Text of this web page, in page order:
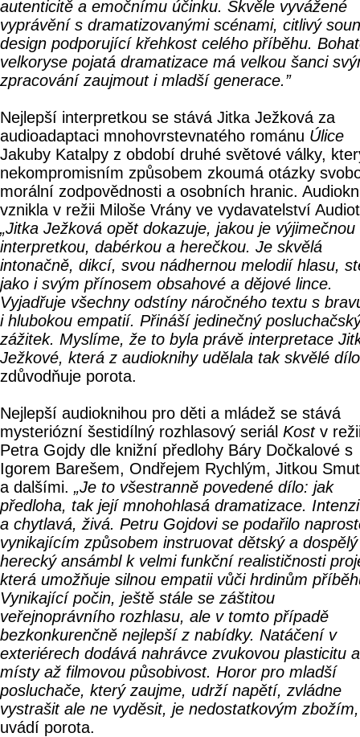
autenticitě a emočnímu účinku. Skvěle vyvážené
vyprávění s dramatizovanými scénami, citlivý
design podporující křehkost celého příběhu.
velkoryse pojatá dramatizace má velkou šanci
zpracování zaujmout i mladší generace.”
Nejlepší interpretkou se stává Jitka Ježková za
audioadaptaci mnohovrstevnatého románu Úlice
Jakuby Katalpy z období druhé světové války,
nekompromisním způsobem zkoumá otázky
morální zodpovědnosti a osobních hranic.
vznikla v režii Miloše Vrány ve vydavatelství
„Jitka Ježková opět dokazuje, jakou je výjimečnou
interpretkou, dabérkou a herečkou. Je skvělá
intonačně, dikcí, svou nádhernou melodií hlasu,
jako i svým přínosem obsahové a dějové lince.
Vyjadřuje všechny odstíny náročného textu s
i hlubokou empatií. Přináší jedinečný
zážitek. Myslíme, že to byla právě interpretace
Ježkové, která z audioknihy udělala tak skvělé
zdůvodňuje porota.
Nejlepší audioknihou pro děti a mládež se stává
mysteriózní šestidílný rozhlasový seriál Kostv
Petra Gojdy dle knižní předlohy Báry Dočkalové s
Igorem Barešem, Ondřejem Rychlým, Jitkou
a dalšími. „Je to všestranně povedené dílo: jak
předloha, tak její mnohohlasá dramatizace.
a chytlavá, živá. Petru Gojdovi se podařilo
vynikajícím způsobem instruovat dětský a dospělý
herecký ansámbl k velmi funkční realističnosti
která umožňuje silnou empatii vůči hrdinům
Vynikající počin, ještě stále se záštitou
veřejnoprávního rozhlasu, ale v tomto případě
bezkonkurenčně nejlepší z nabídky. Natáčení v
exteriérech dodává nahrávce zvukovou plasticitu a
místy až filmovou působivost. Horor pro mladší
posluchače, který zaujme, udrží napětí, zvládne
vystrašit ale ne vyděsit, je nedostatkovým
uvádí porota.